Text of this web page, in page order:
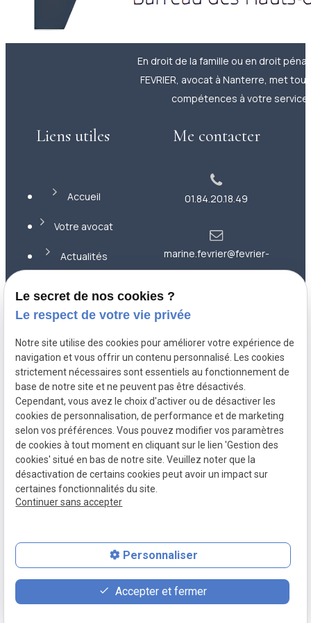
En droit de la famille ou en droit
FEVRIER, avocat à Nanterre, met
compétences à votre service.
Liens utiles
Accueil
Votre avocat
Actualités
Mentions légales
Politique de
confidentialité
Gestion des
cookies
Me contacter
01.84.20.18.49
marine.fevrier@fevrier-
avocat.com
Montesquieu92000 NANTERRE
place
Plan d'accès
contact_page
Contact
phone
01.84.20.18.49
Le secret de nos cookies ?
Le respect de votre vie privée
Notre site utilise des cookies pour améliorer votre expérience de
navigation et vous offrir un contenu personnalisé. Les cookies
strictement nécessaires sont essentiels au fonctionnement de
base de notre site et ne peuvent pas être désactivés.
Cependant, vous avez le choix d'activer ou de désactiver les
cookies de personnalisation, de performance et de marketing
selon vos préférences. Vous pouvez modifier vos paramètres
de cookies à tout moment en cliquant sur le lien 'Gestion des
cookies' situé en bas de notre site. Veuillez noter que la
désactivation de certains cookies peut avoir un impact sur
certaines fonctionnalités du site.
Continuer sans accepter
Personnaliser
Accepter et fermer